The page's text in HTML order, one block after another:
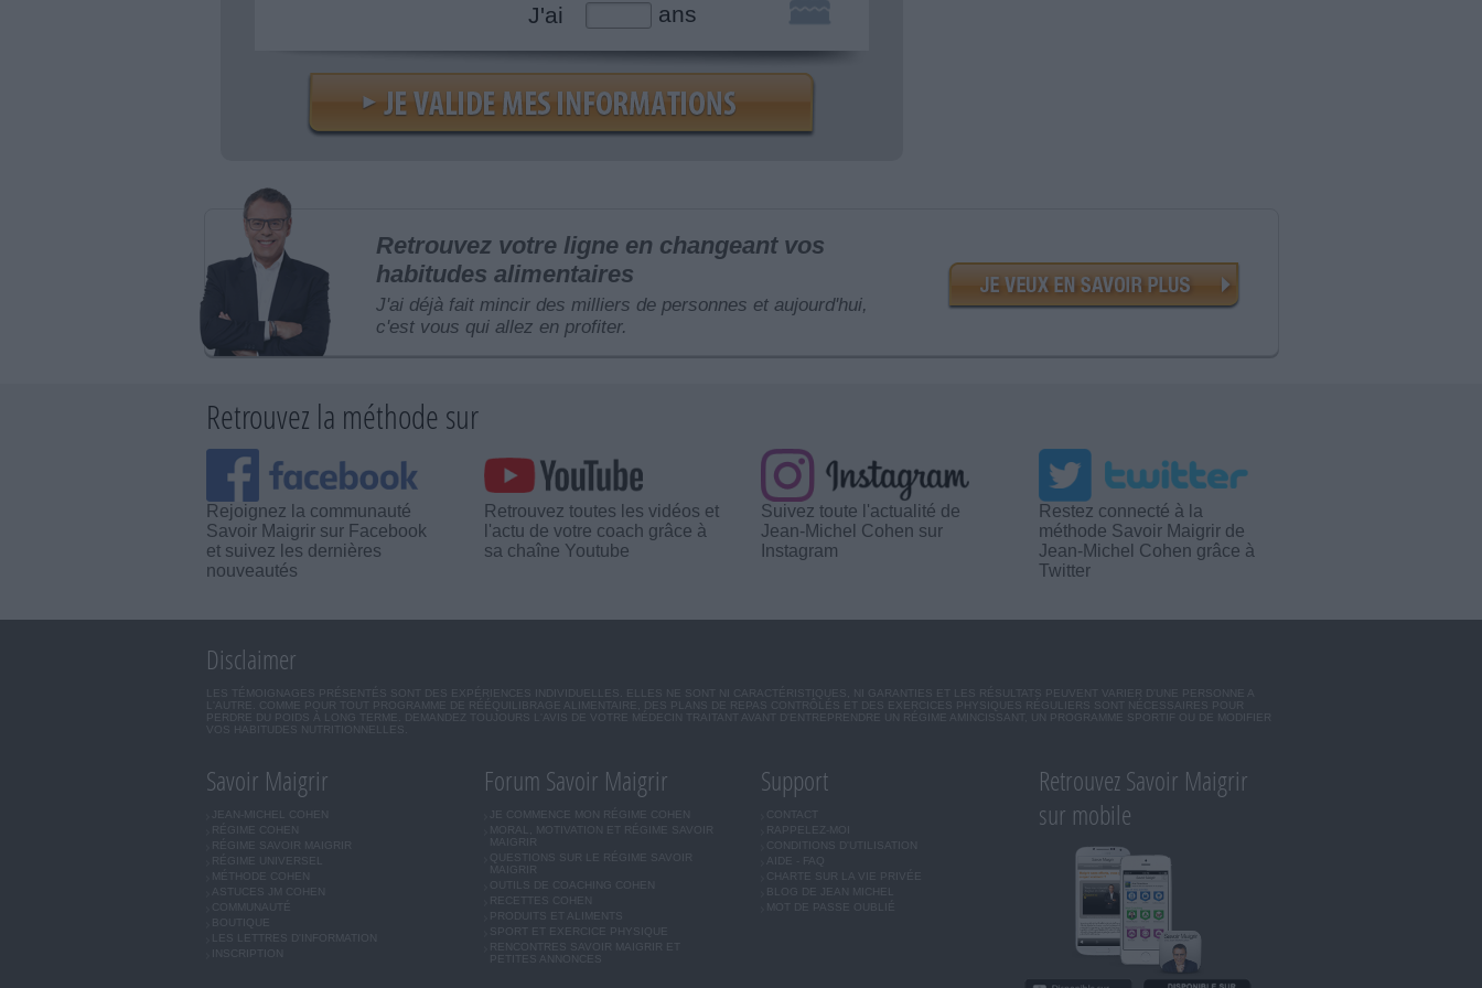
J'ai ans
Retrouvez votre ligne en changeant vos
habitudes alimentaires
J'ai déjà fait mincir des milliers de personnes et aujourd'hui,
c'est vous qui allez en profiter.
Retrouvez la méthode sur
Rejoignez la communauté
Savoir Maigrir sur Facebook
et suivez les dernières
nouveautés
Retrouvez toutes les vidéos et
l'actu de votre coach grâce à
sa chaîne Youtube
Suivez toute l'actualité de
Jean-Michel Cohen sur
Instagram
Restez connecté à la
méthode Savoir Maigrir de
Jean-Michel Cohen grâce à
Twitter
Disclaimer
LES TÉMOIGNAGES PRÉSENTÉS SONT DES EXPÉRIENCES INDIVIDUELLES. ELLES NE SONT NI CARACTÉRISTIQUES, NI GARANTIES ET LES RÉSULTATS PEUVENT VARIER D'UNE PERSONNE A
L'AUTRE. COMME POUR TOUT PROGRAMME DE RÉÉQUILIBRAGE ALIMENTAIRE, DES PLANS DE REPAS CONTRÔLÉS ET DES EXERCICES PHYSIQUES RÉGULIERS SONT NÉCESSAIRES POUR
PERDRE DU POIDS À LONG TERME. DEMANDEZ TOUJOURS L'AVIS DE VOTRE MÉDECIN TRAITANT AVANT D'ENTREPRENDRE UN RÉGIME AMINCISSANT, UN PROGRAMME SPORTIF OU DE MODIFIER
VOS HABITUDES NUTRITIONNELLES.
Savoir Maigrir
JEAN-MICHEL COHEN
RÉGIME COHEN
RÉGIME SAVOIR MAIGRIR
RÉGIME UNIVERSEL
ASTUCES JM COHEN
COMMUNAUTÉ
LES LETTRES D'INFORMATION
INSCRIPTION
Forum Savoir Maigrir
JE COMMENCE MON RÉGIME COHEN
MORAL, MOTIVATION ET RÉGIME SAVOIR
MAIGRIR
QUESTIONS SUR LE RÉGIME SAVOIR
MAIGRIR
OUTILS DE COACHING COHEN
RECETTES COHEN
PRODUITS ET ALIMENTS
SPORT ET EXERCICE PHYSIQUE
RENCONTRES SAVOIR MAIGRIR ET
PETITES ANNONCES
Support
CONTACT
RAPPELEZ-MOI
CONDITIONS D'UTILISATION
AIDE - FAQ
CHARTE SUR LA VIE PRIVÉE
BLOG DE JEAN MICHEL
MOT DE PASSE OUBLIÉ
Retrouvez Savoir Maigrir
sur mobile